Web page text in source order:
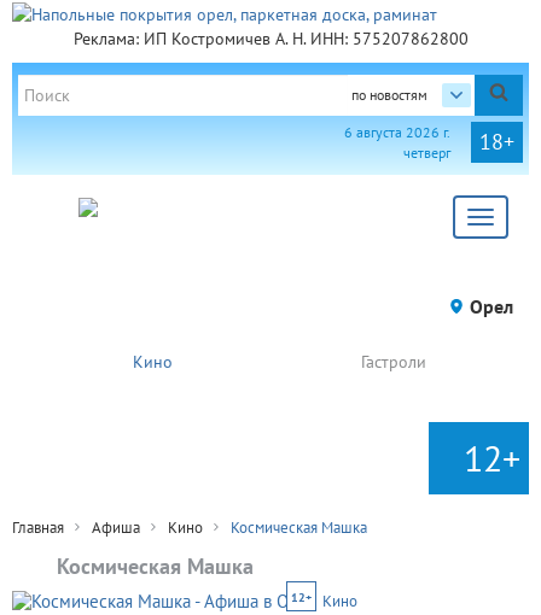
Реклама: ИП Костромичев А. Н. ИНН: 575207862800
по новостям
18+
6 августа 2026 г.
четверг
Toggle
Орел
Кино Гастроли
12+
Главная Афиша Кино Космическая Машка
Космическая Машка
12+
Кино